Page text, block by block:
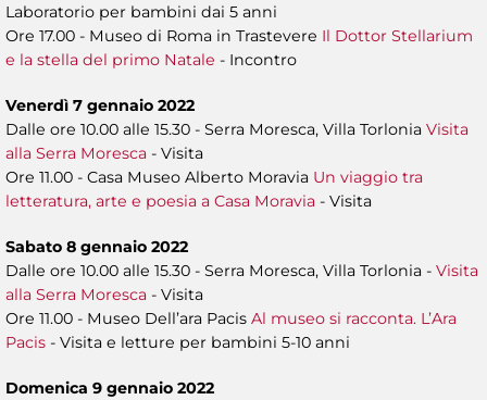
Laboratorio per bambini dai 5 anni
Ore 17.00 - Museo di Roma in Trastevere Il Dottor Stellarium
e la stella del primo Natale - Incontro
Venerdì 7 gennaio 2022
Dalle ore 10.00 alle 15.30 - Serra Moresca, Villa Torlonia Visita
alla Serra Moresca - Visita
Ore 11.00 - Casa Museo Alberto Moravia Un viaggio tra
letteratura, arte e poesia a Casa Moravia - Visita
Sabato 8 gennaio 2022
Dalle ore 10.00 alle 15.30 - Serra Moresca, Villa Torlonia - Visita
alla Serra Moresca - Visita
Ore 11.00 - Museo Dell’ara Pacis Al museo si racconta. L’Ara
Pacis - Visita e letture per bambini 5-10 anni
Domenica 9 gennaio 2022